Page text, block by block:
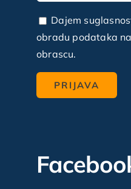
Dajem
obradu podataka
obrascu.